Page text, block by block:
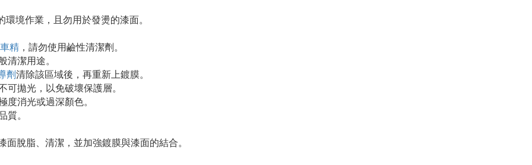
境作業，且勿用於發燙的漆面。
精 ，請勿使用鹼性清潔劑。
潔用途。
劑清除該區域後，再重新上鍍膜。
可拋光，以免破壞保護層。
消光或過深顏色。
。
面脫脂、清潔，並加強鍍膜與漆面的結合。